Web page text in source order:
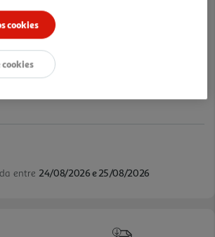
o dia a dia, é um grelhador
Grelhador desenvolvido e
entre 24/08/2026 e 25/08/2026
cookies
cookies